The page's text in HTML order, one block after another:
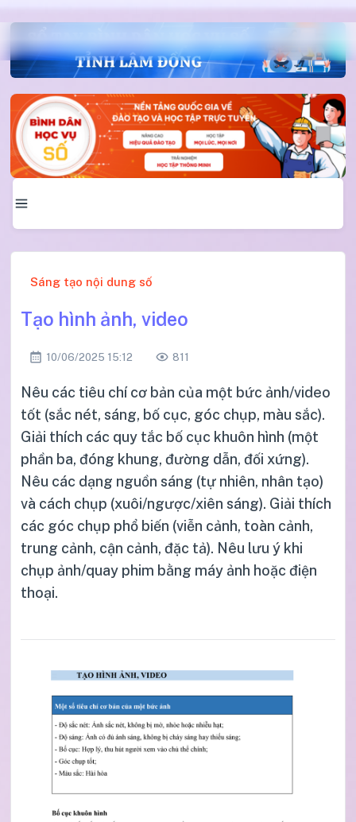
Sáng tạo nội dung số
Tạo hình ảnh, video
10/06/2025 15:12 811
Nêu các tiêu chí cơ bản của một bức ảnh/video
tốt (sắc nét, sáng, bố cục, góc chụp, màu sắc).
Giải thích các quy tắc bố cục khuôn hình (một
phần ba, đóng khung, đường dẫn, đối xứng).
Nêu các dạng nguồn sáng (tự nhiên, nhân tạo)
và cách chụp (xuôi/ngược/xiên sáng). Giải thích
các góc chụp phổ biến (viễn cảnh, toàn cảnh,
trung cảnh, cận cảnh, đặc tả). Nêu lưu ý khi
chụp ảnh/quay phim bằng máy ảnh hoặc điện
thoại.